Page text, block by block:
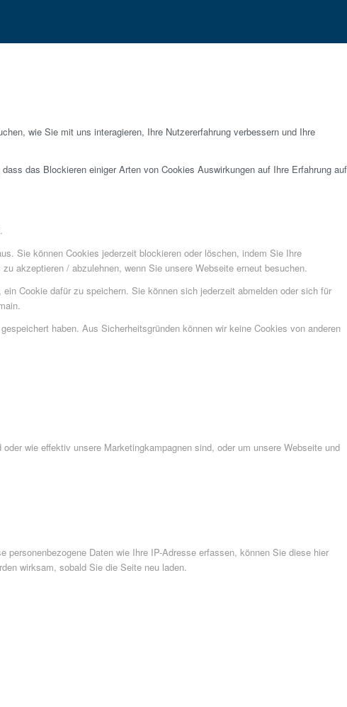
wie Sie mit uns interagieren, Ihre Nutzererfahrung verbessern und Ihre
das Blockieren einiger Arten von Cookies Auswirkungen auf Ihre Erfahrung auf
Sie können Cookies jederzeit blockieren oder löschen, indem Sie Ihre
akzeptieren / abzulehnen, wenn Sie unsere Webseite erneut besuchen.
Cookie dafür zu speichern. Sie können sich jederzeit abmelden oder sich für
haben. Aus Sicherheitsgründen können wir keine Cookies von anderen
wie effektiv unsere Marketingkampagnen sind, oder um unsere Webseite und
Daten wie Ihre IP-Adresse erfassen, können Sie diese hier
wirksam, sobald Sie die Seite neu laden.